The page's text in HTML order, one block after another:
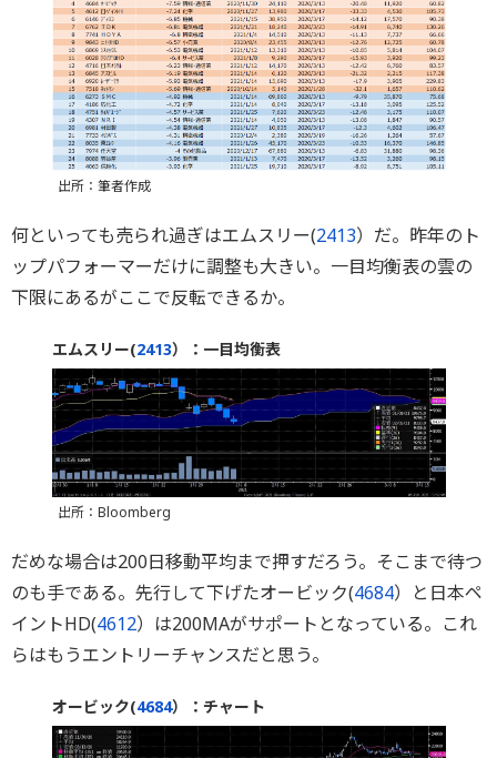
出所：筆者作成
何といっても売られ過ぎはエムスリー(2413）だ。昨年のト
ップパフォーマーだけに調整も大きい。一目均衡表の雲の
下限にあるがここで反転できるか。
エムスリー(2413）：一目均衡表
出所：Bloomberg
だめな場合は200日移動平均まで押すだろう。そこまで待つ
のも手である。先行して下げたオービック(4684）と日本ペ
イントHD(4612）は200MAがサポートとなっている。これ
らはもうエントリーチャンスだと思う。
オービック(4684）：チャート